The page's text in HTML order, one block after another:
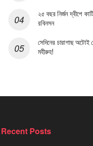
২৫ বছর নির্জন দ্বীপে
রবিনসন
সেদিনের চারাগাছ অটোই
মহীরুহ!
Recent Posts